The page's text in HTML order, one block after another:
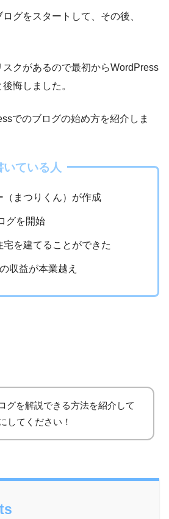
グをスタートして、その後、
クがあるので最初からWordPress
悔しました。
でのブログの始め方を紹介しま
いている人
（まつりくん）が作成
グを開始
宅を建てることができた
収益が本業越え
グを解説できる方法を紹介して
してください！